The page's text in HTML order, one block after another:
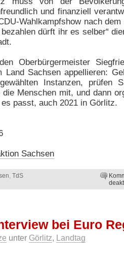
und finanziell
Wahlkampfshow nach
dürft ihr es selber“
Oberbürgermeister
Land Sachsen appellieren:
Instanzen, prüfen
Menschen mit, und dann
passt, auch 2021 in Görlitz.
Sachsen
, TdS
bei Euro
unter Görlitz, Landtag